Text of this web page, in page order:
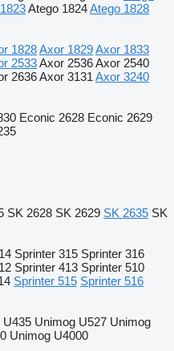
Atego 1824Atego 1828
1828Axor 1829Axor 1833
2533Axor 2536Axor 2540
2636Axor 3131 Axor 3240
Econic 2628 Econic 2629
SK 2628 SK 2629 SK 2635 SK
Sprinter 315 Sprinter 316
Sprinter 413 Sprinter 510
Sprinter 515 Sprinter 516
U435 Unimog U527 Unimog
Unimog U4000